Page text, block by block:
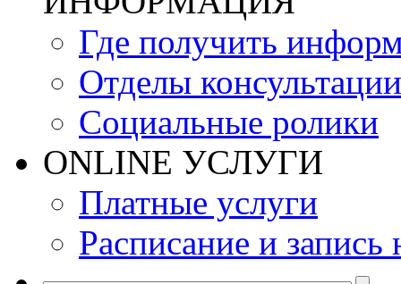
Где получить
Отделы консультации
Социальные ролики
ONLINE УСЛУГИ
Платные услуги
Расписание и запись